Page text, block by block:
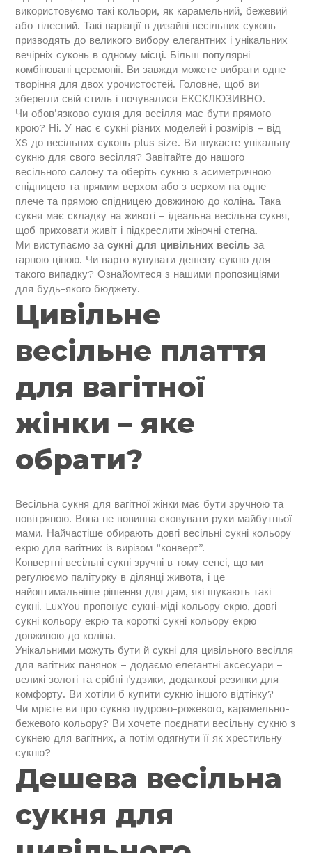
використовуємо такі кольори, як карамельний, бежевий
або тілесний. Такі варіації в дизайні весільних суконь
призводять до великого вибору елегантних і унікальних
вечірніх суконь в одному місці. Більш популярні
комбіновані церемонії. Ви завжди можете вибрати одне
творіння для двох урочистостей. Головне, щоб ви
зберегли свій стиль і почувалися ЕКСКЛЮЗИВНО.
Чи обов’язково сукня для весілля має бути прямого
крою? Ні. У нас є сукні різних моделей і розмірів – від
XS до весільних суконь plus size. Ви шукаєте унікальну
сукню для свого весілля? Завітайте до нашого
весільного салону та оберіть сукню з асиметричною
спідницею та прямим верхом або з верхом на одне
плече та прямою спідницею довжиною до коліна. Така
сукня має складку на животі – ідеальна весільна сукня,
щоб приховати живіт і підкреслити жіночні стегна.
Ми виступаємо засукні для цивільних весіль за
гарною ціною. Чи варто купувати дешеву сукню для
такого випадку? Ознайомтеся з нашими пропозиціями
для будь-якого бюджету.
Цивільне
весільне плаття
для вагітної
жінки – яке
обрати?
Весільна сукня для вагітної жінки має бути зручною та
повітряною. Вона не повинна сковувати рухи майбутньої
мами. Найчастіше обирають довгі весільні сукні кольору
екрю для вагітних із вирізом “конверт”.
Конвертні весільні сукні зручні в тому сенсі, що ми
регулюємо палітурку в ділянці живота, і це
найоптимальніше рішення для дам, які шукають такі
сукні. LuxYou пропонує сукні-міді кольору екрю, довгі
сукні кольору екрю та короткі сукні кольору екрю
довжиною до коліна.
Унікальними можуть бути й сукні для цивільного весілля
для вагітних панянок – додаємо елегантні аксесуари –
великі золоті та срібні ґудзики, додаткові резинки для
комфорту. Ви хотіли б купити сукню іншого відтінку?
Чи мрієте ви про сукню пудрово-рожевого, карамельно-
бежевого кольору? Ви хочете поєднати весільну сукню з
сукнею для вагітних, а потім одягнути її як хрестильну
сукню?
Дешева весільна
сукня для